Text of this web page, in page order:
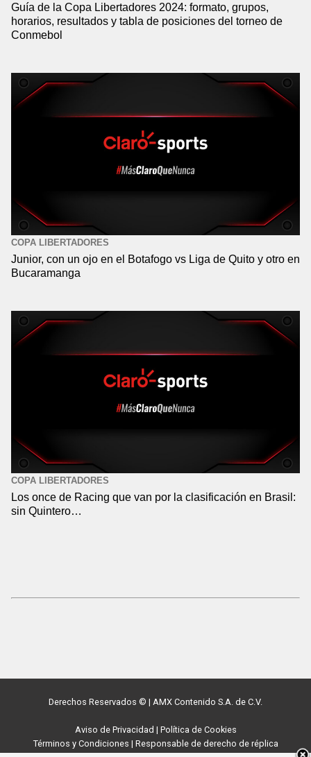
Guía de la Copa Libertadores 2024: formato, grupos,
horarios, resultados y tabla de posiciones del torneo de
Conmebol
COPA LIBERTADORES
Junior, con un ojo en el Botafogo vs Liga de Quito y otro en
Bucaramanga
COPA LIBERTADORES
Los once de Racing que van por la clasificación en Brasil:
sin Quintero…
Derechos Reservados © | AMX Contenido S.A. de C.V.
Aviso de Privacidad | Política de Cookies
Términos y Condiciones | Responsable de derecho de réplica